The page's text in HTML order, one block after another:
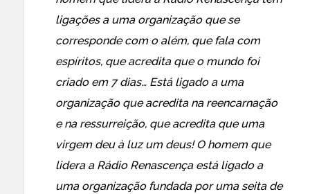
ligações a uma organização que se
corresponde com o além, que fala com
espíritos, que acredita que o mundo foi
criado em 7 dias… Está ligado a uma
organização que acredita na reencarnação
e na ressurreição, que acredita que uma
virgem deu à luz um deus! O homem que
lidera a Rádio Renascença está ligado a
uma organização fundada por uma seita de